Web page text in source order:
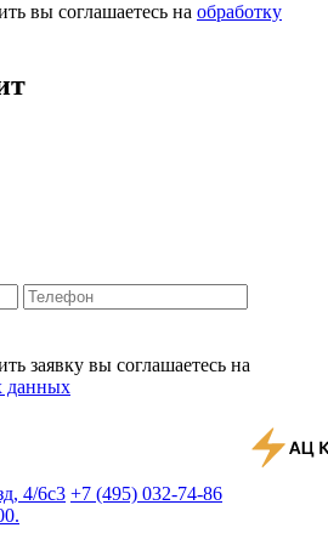
вы соглашаетесь на обработку
заявку вы соглашаетесь на
данных
4/6с3 +7 (495) 032-74-86